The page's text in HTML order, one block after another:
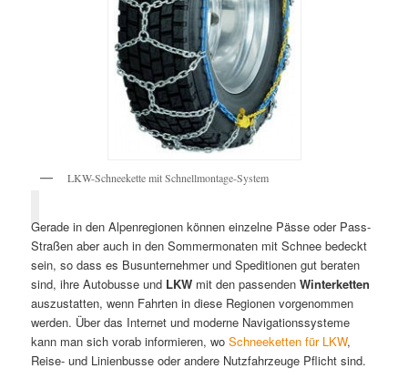
LKW-Schneekette mit Schnellmontage-System
Gerade in den Alpenregionen können einzelne Pässe oder Pass-
Straßen aber auch in den Sommermonaten mit Schnee bedeckt
sein, so dass es Busunternehmer und Speditionen gut beraten
sind, ihre Autobusse und LKW mit den passendenWinterketten
auszustatten, wenn Fahrten in diese Regionen vorgenommen
werden. Über das Internet und moderne Navigationssysteme
kann man sich vorab informieren, woSchneeketten für LKW,
Reise- und Linienbusse oder andere Nutzfahrzeuge Pflicht sind.